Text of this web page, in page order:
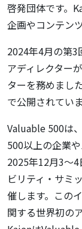
啓発団体です。
企画やコンテン
2024年4月の第3
アディレクター
ターを務めまし
で公開されてい
Valuable 500は
500以上の企業
2025年12月3～
ビリティ・サミ
催します。この
関する世界初の